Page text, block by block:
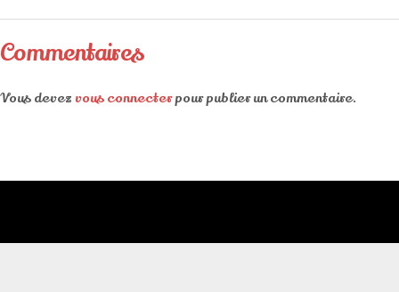
Commentaires
Vous devez vous connecterpour publier un commentaire.